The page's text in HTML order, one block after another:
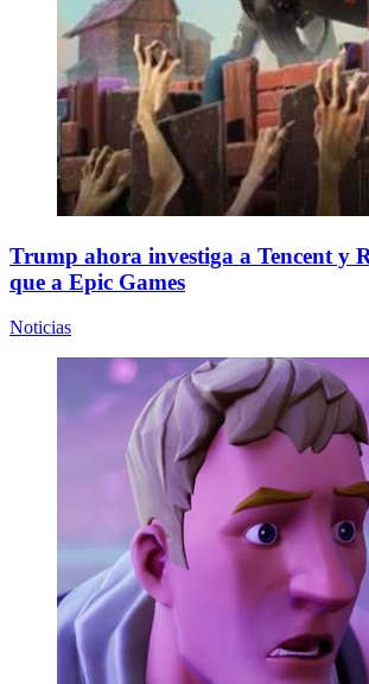
Trump ahora investiga a Tencent y
que a Epic Games
Noticias